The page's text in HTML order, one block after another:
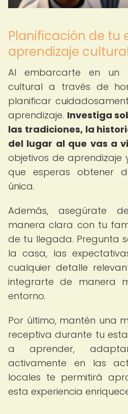
Planificación de tu
aprendizaje
Al embarcarte en un
cultural a través de
planificar
aprendizaje. Investiga
las tradiciones, la
del lugar al que vas a
objetivos de aprendizaje
que esperas obtener
única.
Además, asegúrate
manera clara con tu
de tu llegada. Pregunta
la casa, las
cualquier detalle
integrarte de manera
entorno.
Por último, mantén una
receptiva durante tu
a aprender,
activamente en las
locales te permitirá
esta experiencia